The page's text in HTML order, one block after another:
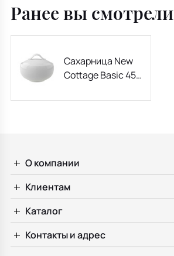
Ранее вы смотрели
Сахарница New
Cottage Basic 450
О компании
Клиентам
Каталог
Контакты и адрес